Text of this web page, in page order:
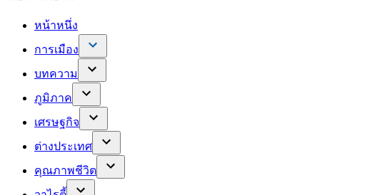
หน้าหนึ่ง
การเมือง
บทความ
ภูมิภาค
เศรษฐกิจ
ต่างประเทศ
คุณภาพชีวิต